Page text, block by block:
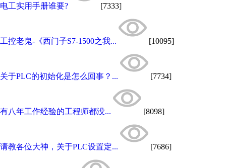
电工实用手册谁要? [7333]
工控老鬼-《西门子S7-1500之我... [10095]
关于PLC的初始化是怎么回事？... [7734]
有八年工作经验的工程师都没... [8098]
请教各位大神，关于PLC设置定... [7686]